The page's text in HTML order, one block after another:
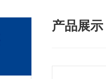
产品展示